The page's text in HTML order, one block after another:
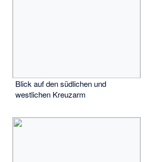
Blick auf den südlichen und
westlichen Kreuzarm